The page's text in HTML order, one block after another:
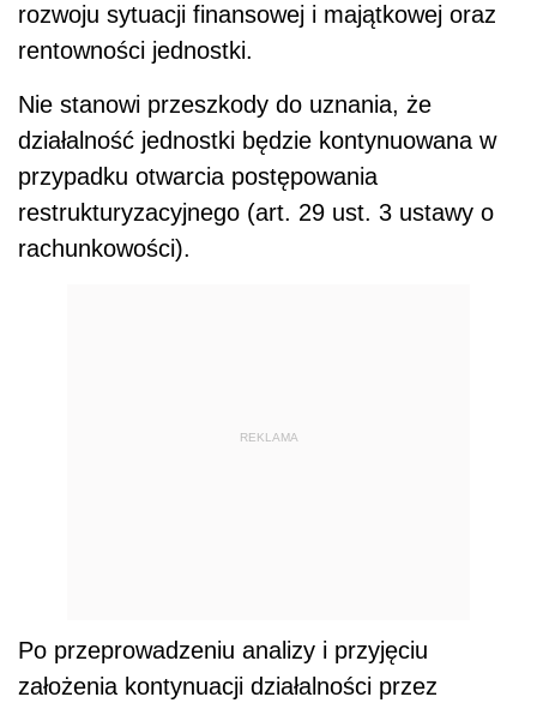
rozwoju sytuacji finansowej i majątkowej oraz
rentowności jednostki.
Nie stanowi przeszkody do uznania, że
działalność jednostki będzie kontynuowana w
przypadku otwarcia postępowania
restrukturyzacyjnego (art. 29 ust. 3 ustawy o
rachunkowości).
REKLAMA
Po przeprowadzeniu analizy i przyjęciu
założenia kontynuacji działalności przez